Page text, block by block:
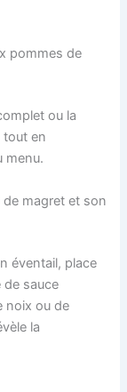
pommes de
ou la
tout en
menu.
de magret et son
éventail, place
de sauce
noix ou de
la